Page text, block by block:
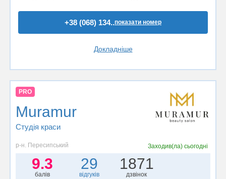
+38 (068) 134..показати номер
Докладніше
PRO
Muramur
Студія краси
р-н. Пересипський Заходив(ла)сьогодні
9.3
балів
29
відгуків
1871
дзвінок